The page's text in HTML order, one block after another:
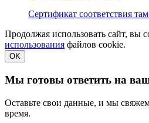
Сертификат соответствия
Продолжая использовать сайт, вы
использования файлов cookie.
OK
Мы готовы ответить на
Оставьте свои данные, и мы
время.